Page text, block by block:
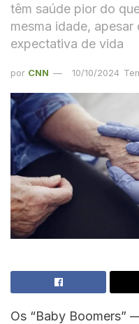
têm saúde pior do
mesma idade, apesar
expectativa de vida
por CNN 10/10/2024
Os “Baby Boomers”